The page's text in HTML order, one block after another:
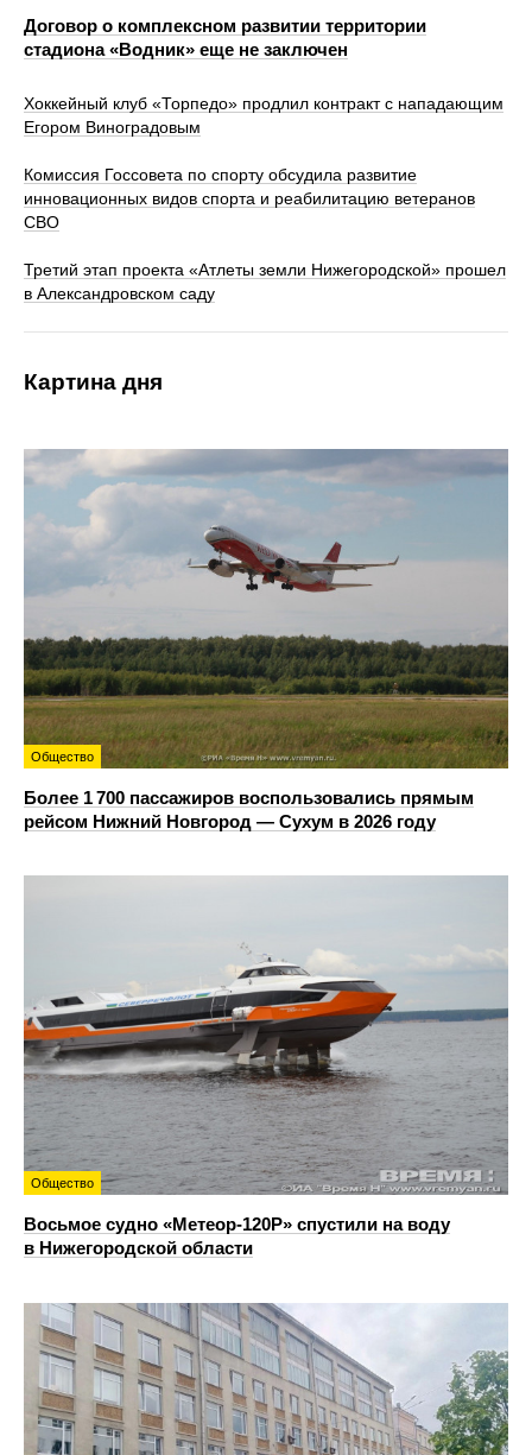
Договор о комплексном развитии территории
стадиона «Водник» еще не заключен
Хоккейный клуб «Торпедо» продлил контракт с нападающим
Егором Виноградовым
Комиссия Госсовета по спорту обсудила развитие
инновационных видов спорта и реабилитацию ветеранов
СВО
Третий этап проекта «Атлеты земли Нижегородской» прошел
в Александровском саду
Картина дня
Общество
Более 1 700 пассажиров воспользовались прямым
рейсом Нижний Новгород — Сухум в 2026 году
Общество
Восьмое судно «Метеор-120Р» спустили на воду
в Нижегородской области